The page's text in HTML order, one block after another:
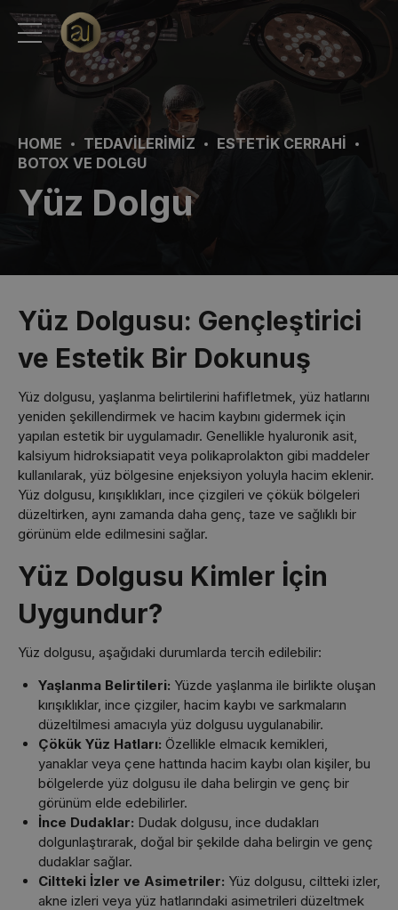
HOME TEDAVILERIMIZ
ESTETIK CERRAHI
BOTOX VE DOLGU
Yüz Dolgu
Yüz Dolgusu: Gençleştirici
ve Estetik Bir Dokunuş
Yüz dolgusu, yaşlanma belirtilerini hafifletmek, yüz hatlarını
yeniden şekillendirmek ve hacim kaybını gidermek için
yapılan estetik bir uygulamadır. Genellikle hyaluronik asit,
kalsiyum hidroksiapatit veya polikaprolakton gibi maddeler
kullanılarak, yüz bölgesine enjeksiyon yoluyla hacim eklenir.
Yüz dolgusu, kırışıklıkları, ince çizgileri ve çökük bölgeleri
düzeltirken, aynı zamanda daha genç, taze ve sağlıklı bir
görünüm elde edilmesini sağlar.
Yüz Dolgusu Kimler İçin
Uygundur?
Yüz dolgusu, aşağıdaki durumlarda tercih edilebilir:
Yaşlanma Belirtileri: Yüzde yaşlanma ile birlikte oluşan
kırışıklıklar, ince çizgiler, hacim kaybı ve sarkmaların
düzeltilmesi amacıyla yüz dolgusu uygulanabilir.
Çökük Yüz Hatları: Özellikle elmacık kemikleri,
yanaklar veya çene hattında hacim kaybı olan kişiler, bu
bölgelerde yüz dolgusu ile daha belirgin ve genç bir
görünüm elde edebilirler.
İnce Dudaklar: Dudak dolgusu, ince dudakları
dolgunlaştırarak, doğal bir şekilde daha belirgin ve genç
dudaklar sağlar.
Ciltteki İzler ve Asimetriler: Yüz dolgusu, ciltteki izler,
akne izleri veya yüz hatlarındaki asimetrileri düzeltmek